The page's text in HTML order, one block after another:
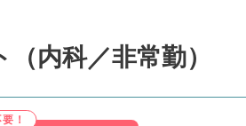
内科／非常勤）